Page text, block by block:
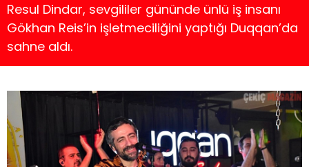
Resul Dindar, sevgililer gününde ünlü iş insanı
Gökhan Reis’in işletmeciliğini yaptığı Duqqan’da
sahne aldı.